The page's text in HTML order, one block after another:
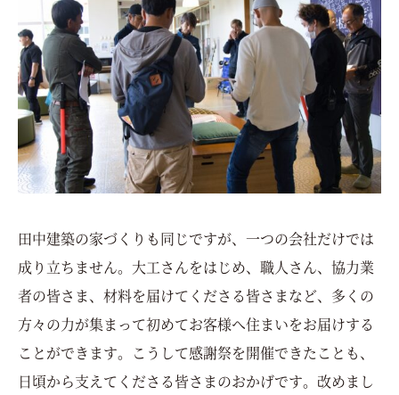
田中建築の家づくりも同じですが、一つの会社だけでは
成り立ちません。 大工さんをはじめ、職人さん、協力業
者の皆さま、材料を届けてくださる皆さまなど、多くの
方々の力が集まって初めてお客様へ住まいをお届けする
ことができます。 こうして感謝祭を開催できたことも、
日頃から支えてくださる皆さまのおかげです。 改めまし